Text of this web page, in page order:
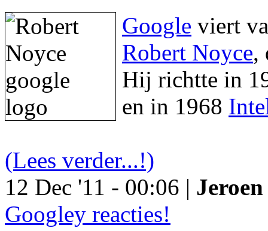
Google viert
Robert Noyce,
Hij richtte in
en in 1968
(Lees verder...!)
12 Dec '11 - 00:06 |
Googley reacties!